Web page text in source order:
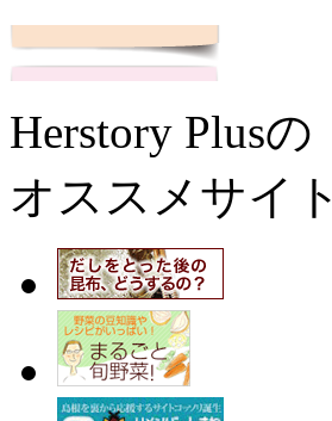
Herstory Plusの
オススメサイト